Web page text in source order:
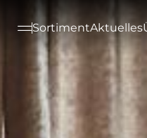
SortimentAktuelles